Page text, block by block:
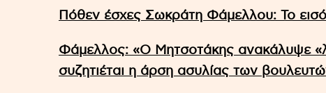
Πόθεν έσχες Σωκράτη Φάμελλου: Το
Φάμελλος: «Ο Μητσοτάκης ανακάλυψε
συζητιέται η άρση ασυλίας των